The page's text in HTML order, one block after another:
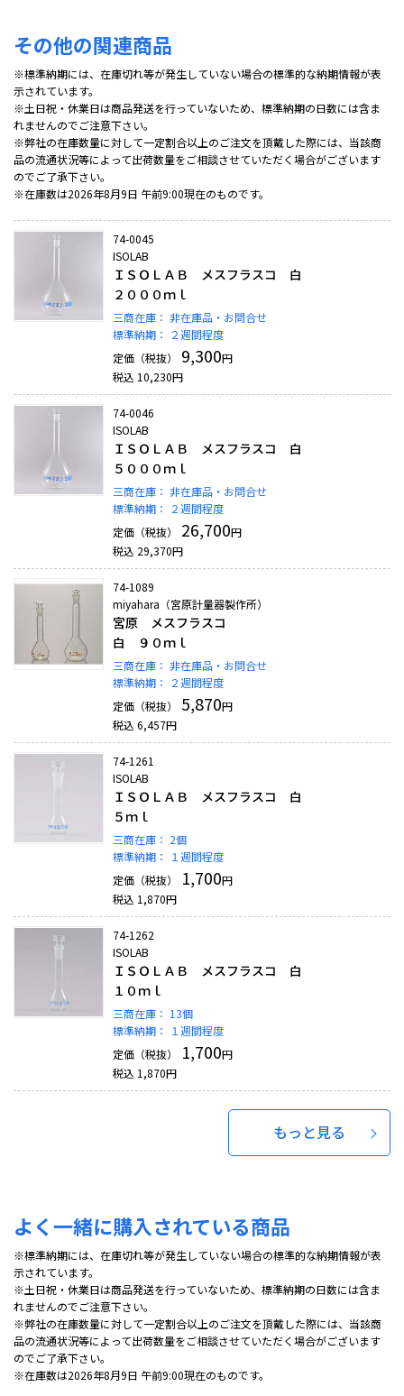
その他の関連商品
※標準納期には、在庫切れ等が発生していない場合の標準的な納期情報が表
示されています。
※土日祝・休業日は商品発送を行っていないため、標準納期の日数には含ま
れませんのでご注意下さい。
※弊社の在庫数量に対して一定割合以上のご注文を頂戴した際には、当該商
品の流通状況等によって出荷数量をご相談させていただく場合がございます
のでご了承下さい。
※在庫数は2026年8月9日 午前9:00現在のものです。
74-0045
ISOLAB
ＩＳＯＬＡＢ メスフラスコ 白
２０００ｍｌ
三商在庫： 非在庫品・お問合せ
標準納期：
２週間程度
定価（税抜）
9,300円
税込 10,230円
74-0046
ISOLAB
ＩＳＯＬＡＢ メスフラスコ 白
５０００ｍｌ
三商在庫： 非在庫品・お問合せ
標準納期：
２週間程度
定価（税抜）
26,700円
税込 29,370円
74-1089
miyahara（宮原計量器製作所）
宮原 メスフラスコ
白 ９０ｍｌ
三商在庫： 非在庫品・お問合せ
標準納期：
２週間程度
定価（税抜）
5,870円
税込 6,457円
74-1261
ISOLAB
ＩＳＯＬＡＢ メスフラスコ 白
５ｍｌ
三商在庫： 2個
標準納期：
１週間程度
定価（税抜）
1,700円
税込 1,870円
74-1262
ISOLAB
ＩＳＯＬＡＢ メスフラスコ 白
１０ｍｌ
三商在庫： 13個
標準納期：
１週間程度
定価（税抜）
1,700円
税込 1,870円
もっと見る
よく一緒に購入されている商品
※標準納期には、在庫切れ等が発生していない場合の標準的な納期情報が表
示されています。
※土日祝・休業日は商品発送を行っていないため、標準納期の日数には含ま
れませんのでご注意下さい。
※弊社の在庫数量に対して一定割合以上のご注文を頂戴した際には、当該商
品の流通状況等によって出荷数量をご相談させていただく場合がございます
のでご了承下さい。
※在庫数は2026年8月9日 午前9:00現在のものです。